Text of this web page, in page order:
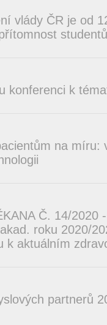
vlády ČR je od
konferenci k
na míru:
Č. 14/2020
roku 2020/
k aktuálním
partnerů